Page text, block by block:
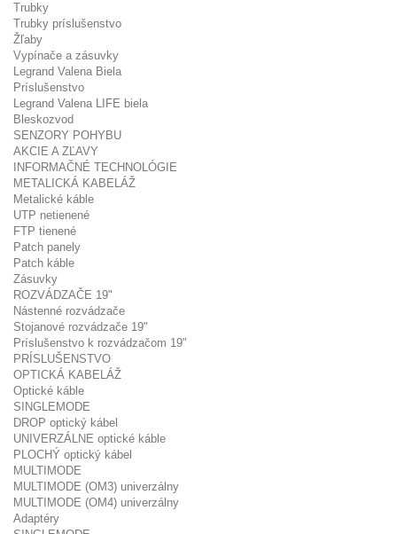
Trubky
Trubky príslušenstvo
Žľaby
Vypínače a zásuvky
Legrand Valena Biela
Príslušenstvo
Legrand Valena LIFE biela
Bleskozvod
SENZORY POHYBU
AKCIE A ZĽAVY
INFORMAČNÉ TECHNOLÓGIE
METALICKÁ KABELÁŽ
Metalické káble
UTP netienené
FTP tienené
Patch panely
Patch káble
Zásuvky
ROZVÁDZAČE 19"
Nástenné rozvádzače
Stojanové rozvádzače 19"
Príslušenstvo k rozvádzačom 19"
PRÍSLUŠENSTVO
OPTICKÁ KABELÁŽ
Optické káble
SINGLEMODE
DROP optický kábel
UNIVERZÁLNE optické káble
PLOCHÝ optický kábel
MULTIMODE
MULTIMODE (OM3) univerzálny
MULTIMODE (OM4) univerzálny
Adaptéry